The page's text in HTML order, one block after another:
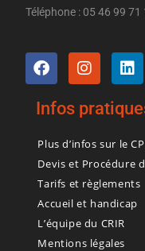
Téléphone : 05 46 99 71
Infos
Plus d’infos sur le
Devis et Procédure
Tarifs et règlements
Accueil et handicap
L’équipe du CRIR
Mentions légales